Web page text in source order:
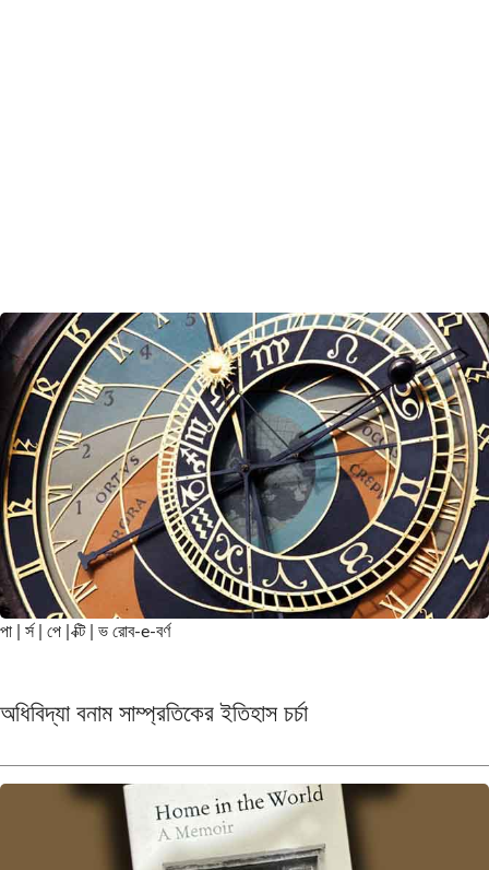
পা | র্স | পে | ক্টি | ভ রোব-e-বর্ণ
অধিবিদ্যা বনাম সাম্প্রতিকের ইতিহাস চর্চা